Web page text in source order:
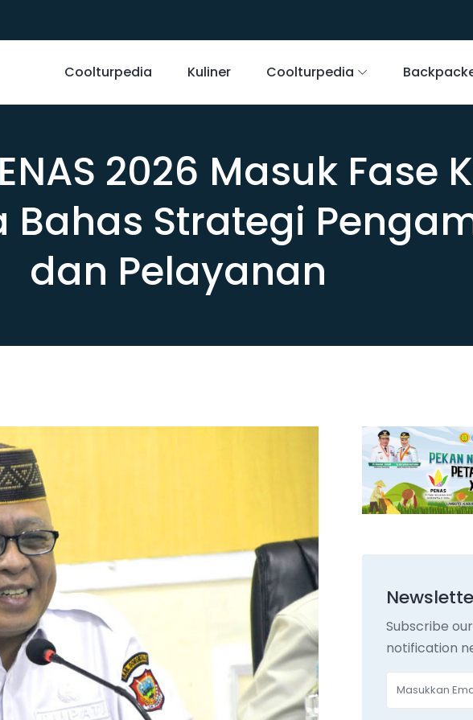
Coolturpedia Kuliner Coolturpedia
2026 Masuk Fase
Bahas Strategi
dan Pelayanan
Subscribe
notification